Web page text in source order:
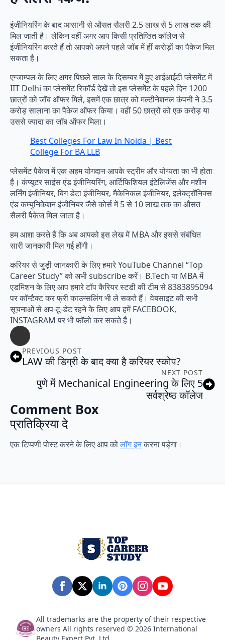
इंजीनियरिंग के बाद आसानी से औसत सैलरी 2.5 लाख से 5 लाख तक की
मिल जाती है। लेकिन वहीं अगर आप किसी प्रतिष्ठित कॉलेज से
इंजीनियरिंग करते हैं तो आपको अपने पहले जॉब में हीं करोड़ों का पैकेज मिल
सकता है।
एग्जाम्पल के लिए अगर पिछले साल के दिसम्बर में हुए आईआईटी प्लेसमेंट में
IIT Delhi का प्लेसमेंट रिकॉर्ड देखें तो इस प्लेसमेंट के पहले दिन 1200
छात्रों को जॉब ऑफर मिले, इसमें एक छात्र को मल्टीनेशनल कंपनी ने 3.5
करोड़ सालाना का पैकेज ऑफर किया। वहीं 50 छात्रों को एक करोड़ या
उससे ज्यादा का जॉब ऑफर मिला।
Best Colleges For Law In Noida | Best
College For BA LLB
प्लेसमेंट पैकेज में एक अहम योगदान आपके स्ट्रीम और योग्यता का भी होता
है। कंप्यूटर साइंस एंड इंजीनियरिंग, आर्टिफिशियल इंटेलिजेंस और मशीन
लर्निंग इंजीनियर, बिग डेटा इंजीनियर, मैकेनिकल इंजीनियर, इलेक्ट्रॉनिक्स
एंड कम्युनिकेशन इंजीनियर जैसे कोर्स में 5 से 10 लाख तक का औसत
सैलरी पैकेज मिल जाता है।
हम आशा करते हैं कि अब आपको इस लेख में MBA और इससे संबंधित
सारी जानकारी मिल गई होंगी।
करियर से जुड़ी जानकारी के लिए हमारे YouTube Channel “Top
Career Study” को अभी subscribe करें। B.Tech या MBA में
एडमिशन के लिए आप हमारे टॉप कैरियर स्टडी की टीम से 8383895094
पर कॉन्टैक्ट कर फ्री काउन्सलिंग भी ले सकते हैं। वेबसाइट की सभी
सूचनाओं से अप-टू-डेट रहने के लिए आप हमें FACEBOOK,
INSTAGRAM पर भी फॉलो कर सकते हैं।
PREVIOUS POST
LAW की डिग्री के बाद क्या है करियर स्कोप?
NEXT POST
पुणे में Mechanical Engineering के लिए 5
सर्वश्रेष्ठ कॉलेज
Comment Box
प्रातिक्रिया दे
एक टिप्पणी पोस्ट करने के लिए आप कोलॉग इनकरना पड़ेगा।
All trademarks are the property of their respective
owners All rights reserved © 2026 International
Beauty Expert Pvt. Ltd.